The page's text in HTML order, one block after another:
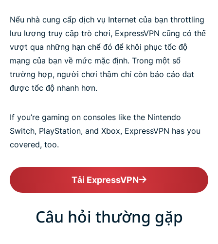
Nếu nhà cung cấp dịch vụ Internet của bạn throttling
lưu lượng truy cập trò chơi, ExpressVPN cũng có thể
vượt qua những hạn chế đó để khôi phục tốc độ
mạng của bạn về mức mặc định. Trong một số
trường hợp, người chơi thậm chí còn báo cáo đạt
được tốc độ nhanh hơn.
If you’re gaming on consoles like the Nintendo
Switch, PlayStation, and Xbox, ExpressVPN has you
covered, too.
Tải ExpressVPN
Câu hỏi thường gặp